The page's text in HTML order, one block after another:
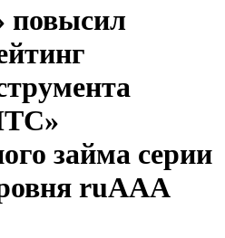
повысил
займа серии
ruAAA